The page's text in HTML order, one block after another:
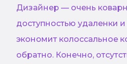
Дизайнер — очень
доступностью удаленки
экономит колоссальное
обратно. Конечно,